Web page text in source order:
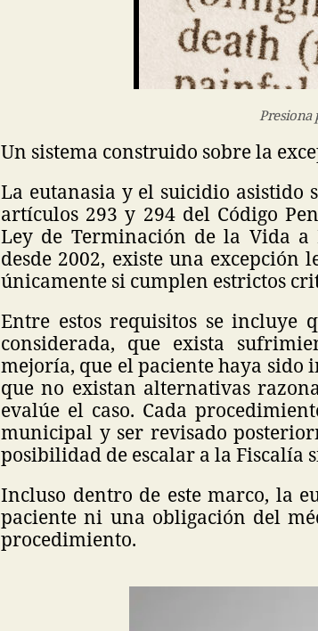
Presiona
Un sistema construido sobre la
La eutanasia y el suicidio asistido
artículos 293 y 294 del Código
Ley de Terminación de la Vida
desde 2002, existe una excepción
únicamente si cumplen estrictos
Entre estos requisitos se
considerada, que exista
mejoría, que el paciente haya sido
que no existan alternativas
evalúe el caso. Cada
municipal y ser revisado
posibilidad de escalar a la Fiscalía
Incluso dentro de este marco, la
paciente ni una obligación del
procedimiento.